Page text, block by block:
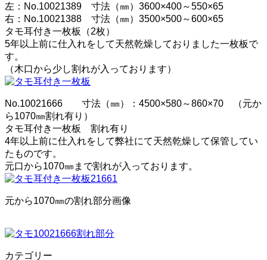
左：No.10021389 寸法（㎜）3600×400～550×65
右：No.10021388 寸法（㎜）3500×500～600×65
タモ耳付き一枚板（2枚）
5年以上前に仕入れをして天然乾燥しておりました一枚板で
す。
（木口から少し割れが入っております）
No.10021666 寸法（㎜）：4500×580～860×70 （元か
ら1070㎜割れ有り）
タモ耳付き一枚板 割れ有り
4年以上前に仕入れをして弊社にて天然乾燥して保管してい
たものです。
元口から1070㎜まで割れが入っております。
元から1070㎜の割れ部分画像
カテゴリー